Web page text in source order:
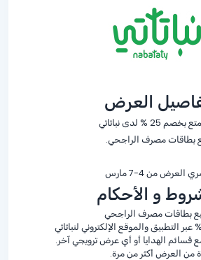
العرض
بخصم % 25 لدى نباتاتي
بطاقات مصرف الراجحي.
العرض من 4-7 مارس
و الأحكام
بطاقات مصرف الراجحي
عبر التطبيق والموقع الإلكتروني لنباتاتي
قسائم الهدايا أو أي عرض ترويجي آخر.
من العرض أكثر من مرة.